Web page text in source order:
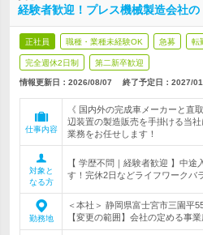
経験者歓迎！プレス機械製造会社
正社員 職種・業種未経験OK 急募 転
完全週休2日制 第二新卒歓迎
情報更新日：2026/08/07 終了予定日： 2027/
仕事内容
《 国内外の完成車メーカーと直
辺装置の製造販売を手掛ける当
業務をお任せします！
対象と
なる方
【 学歴不問｜経験者歓迎 】中途
す！完休2日などライフワーク
勤務地
＜本社＞ 静岡県富士宮市三園平
【変更の範囲】会社の定める事業